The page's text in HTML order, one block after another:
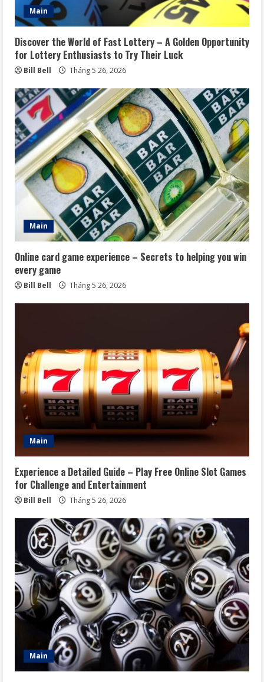
Main
Discover the World of Fast Lottery – A Golden Opportunity
for Lottery Enthusiasts to Try Their Luck
Bill Bell Tháng 5 26, 2026
Main
Online card game experience – Secrets to helping you win
every game
Bill Bell Tháng 5 26, 2026
Main
Experience a Detailed Guide – Play Free Online Slot Games
for Challenge and Entertainment
Bill Bell Tháng 5 26, 2026
Main